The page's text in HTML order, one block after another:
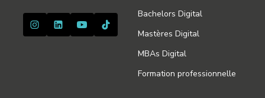
Bachelors Digital
Mastères Digital
MBAs Digital
Formation professionnelle